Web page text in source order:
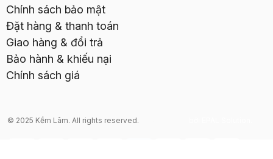
Chính sách bảo mật
Đặt hàng & thanh toán
Giao hàng & đổi trả
Bảo hành & khiếu nại
Chính sách giá
© 2025 Kềm Lâm. All rights reserved.